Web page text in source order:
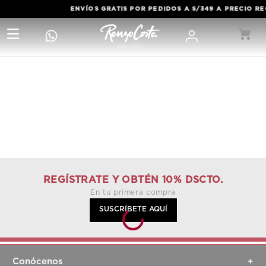
ENVÍOS GRATIS POR PEDIDOS A S/349 A PRECIO
REGÍSTRATE Y OBTÉN 10% DSCTO.
En tu primera compra
SUSCRÍBETE AQUÍ
Conócenos +